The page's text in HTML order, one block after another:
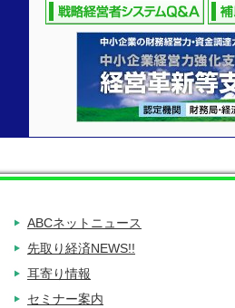
ABCネットニュース
先取り経済NEWS!!
耳寄り情報
セミナー案内